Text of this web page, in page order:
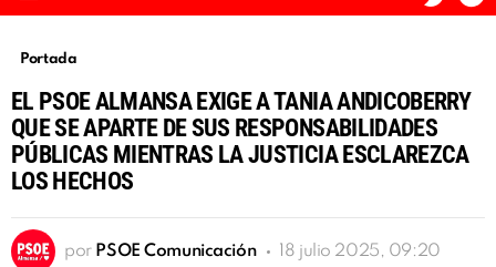
SKIN
Portada
EL PSOE ALMANSA EXIGE A TANIA ANDICOBERRY
QUE SE APARTE DE SUS RESPONSABILIDADES
PÚBLICAS MIENTRAS LA JUSTICIA ESCLAREZCA
LOS HECHOS
por PSOE Comunicación 18 julio 2025, 09:20